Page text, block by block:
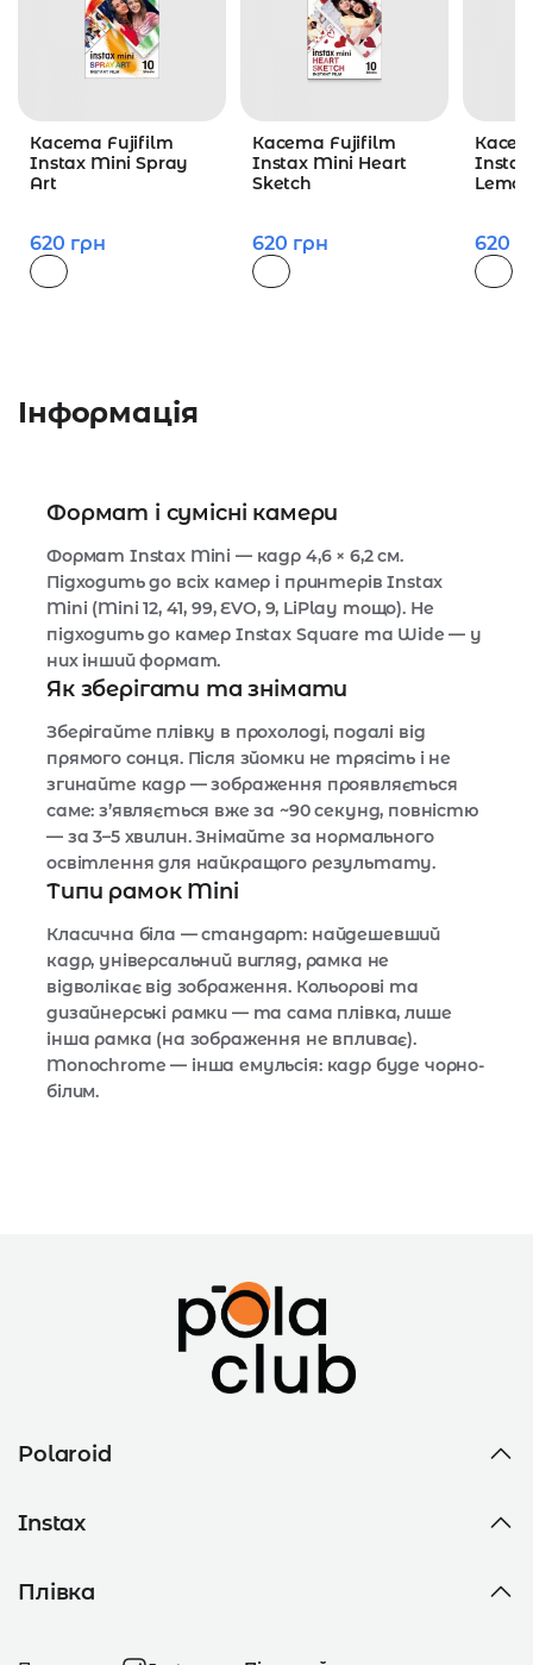
Касета Fujifilm
Instax Mini Spray
Art
620 грн
Касета Fujifilm
Instax Mini Heart
Sketch
620 грн 620
Інформація
Формат і сумісні камери
Формат Instax Mini — кадр 4,6 × 6,2 см.
Підходить до всіх камер і принтерів Instax
Mini (Mini 12, 41, 99, EVO, 9, LiPlay тощо). Не
підходить до камер Instax Square та Wide — у
них інший формат.
Як зберігати та знімати
Зберігайте плівку в прохолоді, подалі від
прямого сонця. Після зйомки не трясіть і не
згинайте кадр — зображення проявляється
саме: з’являється вже за ~90 секунд, повністю
— за 3–5 хвилин. Знімайте за нормального
освітлення для найкращого результату.
Типи рамок Mini
Класична біла — стандарт: найдешевший
кадр, універсальний вигляд, рамка не
відволікає від зображення. Кольорові та
дизайнерські рамки — та сама плівка, лише
інша рамка (на зображення не впливає).
Monochrome — інша емульсія: кадр буде чорно-
білим.
Polaroid
Instax
Плівка